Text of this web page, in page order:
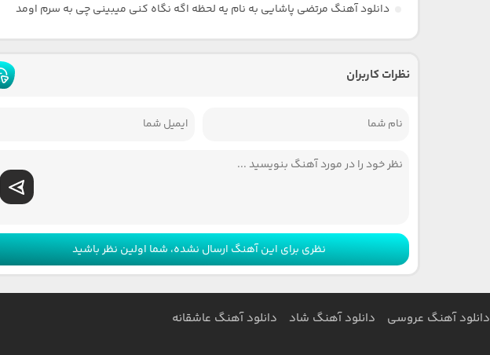
دانلود آهنگ مرتضی پاشایی به نام یه لحظه اگه نگاه کنی میبینی چی به سرم اومد
نظرات کاربران
نظری برای این آهنگ ارسال نشده، شما اولین نظر باشید
دانلود آهنگ عروسی دانلود آهنگ شاد دانلود آهنگ عاشقانه